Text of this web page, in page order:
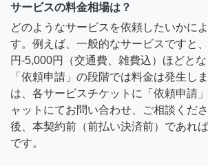
サービスの料金相場は？
どのようなサービスを依頼したいかに
す。例えば、一般的なサービスですと
円-5,000円（交通費、雑費込）ほどとな
「依頼申請」の段階では料金は発生し
は、各サービスチケットに「依頼申請
ャットにてお問い合わせ、ご相談くだ
後、本契約前（前払い決済前）であれ
です。